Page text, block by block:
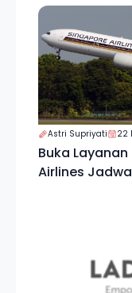
Astri Supriyati 22
Buka
Airlines